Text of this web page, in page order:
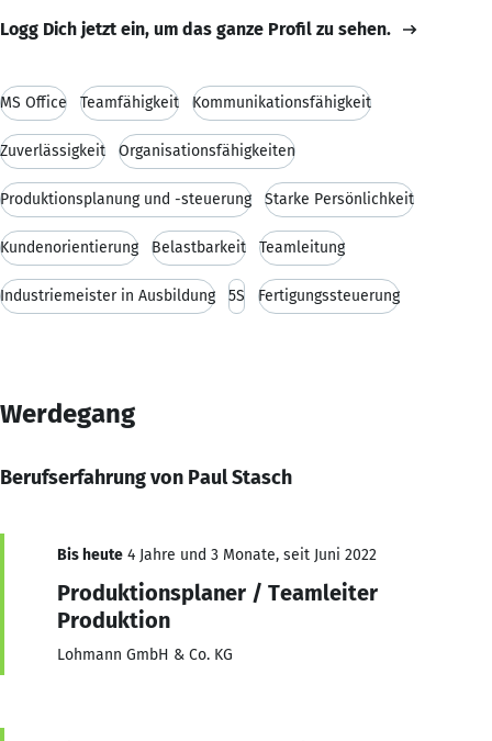
Logg Dich jetzt ein, um das ganze Profil zu sehen.
MS Office Teamfähigkeit Kommunikationsfähigkeit
Zuverlässigkeit Organisationsfähigkeiten
Produktionsplanung und -steuerung Starke Persönlichkeit
Kundenorientierung Belastbarkeit Teamleitung
Industriemeister in Ausbildung 5S Fertigungssteuerung
Werdegang
Berufserfahrung von Paul Stasch
Bis heute 4 Jahre und 3 Monate, seit Juni 2022
Produktionsplaner / Teamleiter
Produktion
Lohmann GmbH & Co. KG